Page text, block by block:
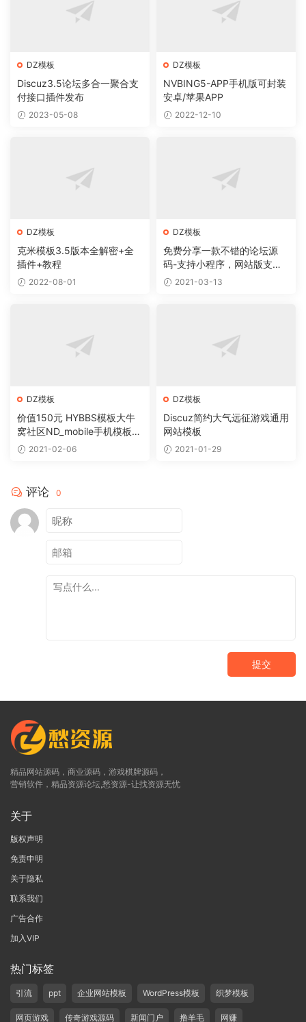
DZ模板
Discuz3.5论坛多合一聚合支
付接口插件发布
2023-05-08
DZ模板
NVBING5-APP手机版可封装
安卓/苹果APP
2022-12-10
DZ模板
克米模板3.5版本全解密+全
插件+教程
2022-08-01
DZ模板
免费分享一款不错的论坛源
码-支持小程序，网站版支持
QQ小程序
2021-03-13
DZ模板
价值150元 HYBBS模板大牛
窝社区ND_mobile手机模板v
2.7.2 免授权
2021-02-06
DZ模板
Discuz简约大气远征游戏通用
网站模板
2021-01-29
评论 0
提交
精品网站源码，商业源码，游戏棋牌源码，
营销软件，精品资源论坛,愁资源-让找资源无忧
关于
版权声明
免责申明
关于隐私
联系我们
广告合作
加入VIP
热门标签
引流 ppt 企业网站模板 WordPress模板 织梦模板
网页游戏 传奇游戏源码 新闻门户 撸羊毛 网赚